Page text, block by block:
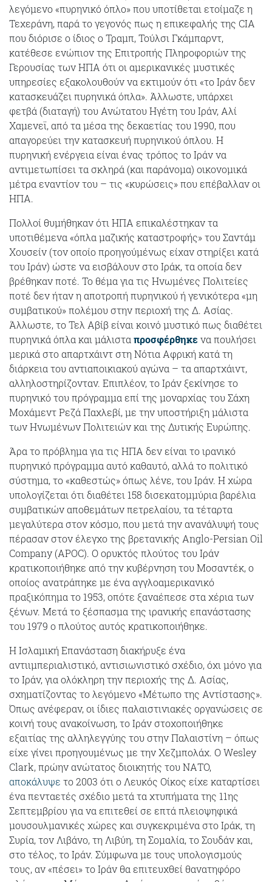
λεγόμενο «πυρηνικό όπλο» που υποτίθεται ετοίμαζε η
Τεχεράνη, παρά το γεγονός πως η επικεφαλής της CIA
που διόρισε ο ίδιος ο Τραμπ, Τούλσι Γκάμπαρντ,
κατέθεσε ενώπιον της Επιτροπής Πληροφοριών της
Γερουσίας των ΗΠΑ ότι οι αμερικανικές μυστικές
υπηρεσίες εξακολουθούν να εκτιμούν ότι «το Ιράν δεν
κατασκευάζει πυρηνικά όπλα». Άλλωστε, υπάρχει
φετβά (διαταγή) του Ανώτατου Ηγέτη του Ιράν, Αλί
Χαμενεϊ, από τα μέσα της δεκαετίας του 1990, που
απαγορεύει την κατασκευή πυρηνικού όπλου. Η
πυρηνική ενέργεια είναι ένας τρόπος το Ιράν να
αντιμετωπίσει τα σκληρά (και παράνομα) οικονομικά
μέτρα εναντίον του – τις «κυρώσεις» που επέβαλλαν οι
ΗΠΑ.
Πολλοί θυμήθηκαν ότι ΗΠΑ επικαλέστηκαν τα
υποτιθέμενα «όπλα μαζικής καταστροφής» του Σαντάμ
Χουσείν (τον οποίο προηγούμένως είχαν στηρίξει κατά
του Ιράν) ώστε να εισβάλουν στο Ιράκ, τα οποία δεν
βρέθηκαν ποτέ. Το θέμα για τις Ηνωμένες Πολιτείες
ποτέ δεν ήταν η αποτροπή πυρηνικού ή γενικότερα «μη
συμβατικού» πολέμου στην περιοχή της Δ. Ασίας.
Άλλωστε, το Τελ Αβίβ είναι κοινό μυστικό πως διαθέτει
πυρηνικά όπλα και μάλισταπροσφέρθηκενα πουλήσει
μερικά στο απαρτχάιντ στη Νότια Αφρική κατά τη
διάρκεια του αντιαποικιακού αγώνα – τα απαρτχάιντ,
αλληλοστηρίζονταν. Επιπλέον, το Ιράν ξεκίνησε το
πυρηνικό του πρόγραμμα επί της μοναρχίας του Σάχη
Μοχάμεντ Ρεζά Παχλεβί, με την υποστήριξη μάλιστα
των Ηνωμένων Πολιτειών και της Δυτικής Ευρώπης.
Άρα το πρόβλημα για τις ΗΠΑ δεν είναι το ιρανικό
πυρηνικό πρόγραμμα αυτό καθαυτό, αλλά το πολιτικό
σύστημα, το «καθεστώς» όπως λένε, του Ιράν. Η χώρα
υπολογίζεται ότι διαθέτει 158 δισεκατομμύρια βαρέλια
συμβατικών αποθεμάτων πετρελαίου, τα τέταρτα
μεγαλύτερα στον κόσμο, που μετά την ανανάλυψή τους
πέρασαν στον έλεγχο της βρετανικής Anglo-Persian Oil
Company (APOC). Ο ορυκτός πλούτος του Ιράν
κρατικοποιήθηκε από την κυβέρνηση του Μοσαντέκ, ο
οποίος ανατράπηκε με ένα αγγλοαμερικανικό
πραξικόπημα το 1953, οπότε ξαναέπεσε στα χέρια των
ξένων. Μετά το ξέσπασμα της ιρανικής επανάστασης
του 1979 ο πλούτος αυτός κρατικοποιήθηκε.
Η Ισλαμική Επανάσταση διακήρυξε ένα
αντιιμπεριαλιστικό, αντισιωνιστικό σχέδιο, όχι μόνο για
το Ιράν, για ολόκληρη την περιοχής της Δ. Ασίας,
σχηματίζοντας το λεγόμενο «Μέτωπο της Αντίστασης».
Όπως ανέφεραν, οι ίδιες παλαιστινιακές οργανώσεις σε
κοινή τους ανακοίνωση, το Ιράν στοχοποιήθηκε
εξαιτίας της αλληλεγγύης του στην Παλαιστίνη – όπως
είχε γίνει προηγουμένως με την Χεζμπολάχ. Ο Wesley
Clark, πρώην ανώτατος διοικητής του ΝΑΤΟ,
αποκάλυψε το 2003 ότι ο Λευκός Οίκος είχε καταρτίσει
ένα πενταετές σχέδιο μετά τα χτυπήματα της 11ης
Σεπτεμβρίου για να επιτεθεί σε επτά πλειοψηφικά
μουσουλμανικές χώρες και συγκεκριμένα στο Ιράκ, τη
Συρία, τον Λιβάνο, τη Λιβύη, τη Σομαλία, το Σουδάν και,
στο τέλος, το Ιράν. Σύμφωνα με τους υπολογισμούς
τους, αν «πέσει» το Ιράν θα επιτευχθεί θανατηφόρο